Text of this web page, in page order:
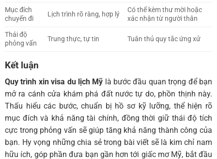
Mục đích
chuyến đi
Lịch trình rõ ràng, hợp lý
Có thể kèm thư mời hoặc
xác nhận từ người thân
Thái độ
phỏng vấn
Trung thực, tự tin Tuân thủ quy tắc ứng xử
Kết luận
Quy trình xin visa du lịch Mỹ là bước đầu quan trọng để bạn
mở ra cánh cửa khám phá đất nước tự do, phồn thịnh này.
Thấu hiểu các bước, chuẩn bị hồ sơ kỹ lưỡng, thể hiện rõ
mục đích và khả năng tài chính, đồng thời giữ thái độ tích
cực trong phỏng vấn sẽ giúp tăng khả năng thành công của
bạn. Hy vọng những chia sẻ trong bài viết sẽ là kim chỉ nam
hữu ích, góp phần đưa bạn gần hơn tới giấc mơ Mỹ, bắt đầu